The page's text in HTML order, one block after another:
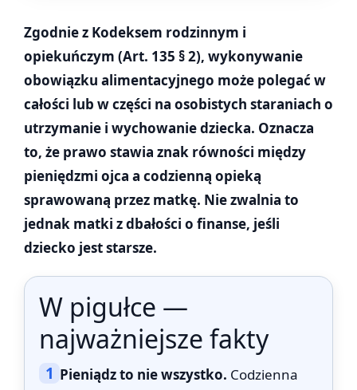
Zgodnie z Kodeksem rodzinnym i
opiekuńczym (Art. 135 § 2), wykonywanie
obowiązku alimentacyjnego może polegać w
całości lub w części na osobistych staraniach o
utrzymanie i wychowanie dziecka. Oznacza
to, że prawo stawia znak równości między
pieniędzmi ojca a codzienną opieką
sprawowaną przez matkę. Nie zwalnia to
jednak matki z dbałości o finanse, jeśli
dziecko jest starsze.
W pigułce —
najważniejsze fakty
1 Pieniądz to nie wszystko. Codzienna